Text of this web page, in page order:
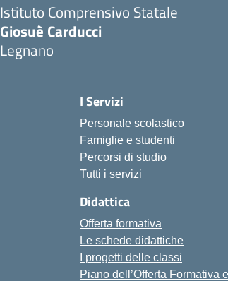
Istituto Comprensivo Statale
Giosuè Carducci
Legnano
I Servizi
Personale scolastico
Famiglie e studenti
Percorsi di studio
Tutti i servizi
Didattica
Offerta formativa
Le schede didattiche
I progetti delle classi
Piano dell’Offerta Formativa